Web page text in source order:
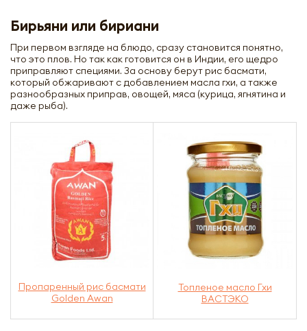
Бирьяни или бириани
При первом взгляде на блюдо, сразу становится понятно,
что это плов. Но так как готовится он в Индии, его щедро
приправляют специями. За основу берут рис басмати,
который обжаривают с добавлением масла гхи, а также
разнообразных приправ, овощей, мяса (курица, ягнятина и
даже рыба).
Пропаренный рис басмати
Golden Awan
Топленое масло Гхи
ВАСТЭКО